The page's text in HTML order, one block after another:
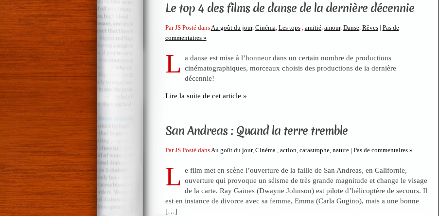
Le top 4 des films de danse de la dernière décennie
Par JS Posté dansAu goût du jour, Cinéma, Les tops, amitié, amour, Danse, Rêves | Pas de
commentaires »
L a danse est mise à l’honneur dans un certain nombre de productions
cinématographiques, morceaux choisis des productions de la dernière
décennie!
Lire la suite de cet article »
San Andreas : Quand la terre tremble
Par JS Posté dansAu goût du jour, Cinéma, action, catastrophe, nature | Pas de commentaires »
L e film met en scène l’ouverture de la faille de San Andreas, en Californie,
ouverture qui provoque un séisme de très grande magnitude et change le visage
de la carte. Ray Gaines (Dwayne Johnson) est pilote d’hélicoptère de secours. Il
est en instance de divorce avec sa femme, Emma (Carla Gugino), mais a une bonne
[…]